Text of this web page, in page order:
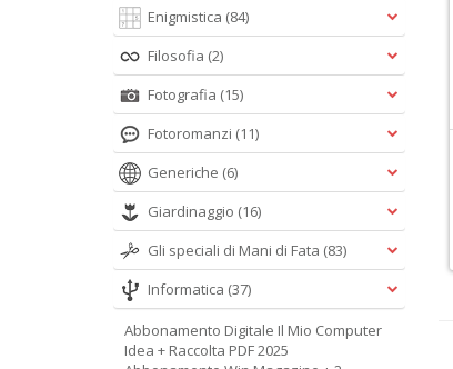
PRO SPECIALE N.24
Phyton Manuale
4.90 €
Fedora
Cartacea
9.90 €
Digitale
4.90 €
Enigmistica (84)
Filosofia (2)
Fotografia (15)
Fotoromanzi (11)
Generiche (6)
Giardinaggio (16)
Gli speciali di Mani di Fata (83)
Informatica (37)
Abbonamento Digitale Il Mio Computer
Idea + Raccolta PDF 2025